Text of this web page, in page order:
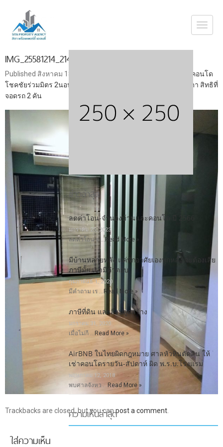
IMG_25581214_214121
Published สิงหาคม 18, 2019
ขายถูกม๊ากก ขายคอนโด
โชคชัยร่วมมิตร 2นอน เพียง 2.45ล้าน บิ้วอิน ลมดี ใกล้ MRT รัชดา สิทธิที่
จอดรถ 2 คัน
Trackbacks are closed, but you canpost a comment.
ใส่ความเห็น
ข่าวล่าสุด
ลดค่าโอน-จำนองบ้านและคอนโด ปี 2566
มกราคม 25, 2023
ลดค่าโอน-จ …Read More »
มีบ้านหลายหลัง แค่พักอาศัยเองทุกหลัง จะต้องเสีย
ภาษีมั้ย เรามีคำตอบ
กุมภาพันธ์ 1, 2020
มีคำถาม เร … Read More »
ภาษีที่ดิน และสิ่งปลูกสร้าง
มกราคม 31, 2020
เมื่อไม่กี … Read More »
AirBNB ในไทยผิดกฎหมาย ศาลหัวหินตัดสิน ให้
เช่าคอนโดรายวัน-สัปดาห์ ผิด พ.ร.บ.โรงแรม
พฤษภาคม 12, 2018
พบศาลจังหว …Read More »
ความเห็นล่าสุด